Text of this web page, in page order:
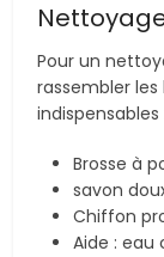
Pour un
rassembler
indispensables
Brosse à
savon
Chiffon
Aide : eau